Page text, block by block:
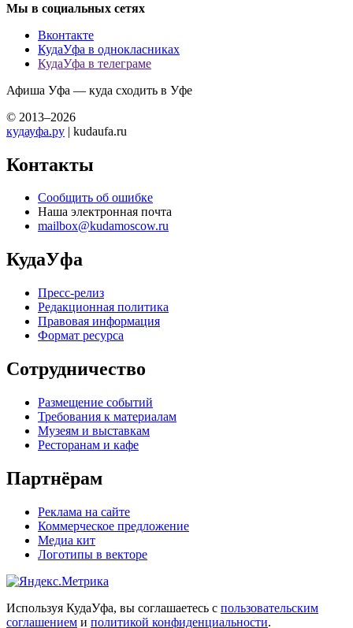
Мы в социальных сетях
Вконтакте
КудаУфа в однокласниках
КудаУфа в телеграме
Афиша Уфа — куда сходить в Уфе
© 2013–2026
кудауфа.ру | kudaufa.ru
Контакты
Сообщить об ошибке
Наша электронная почта
mailbox@kudamoscow.ru
КудаУфа
Пресс-релиз
Редакционная политика
Правовая информация
Формат ресурса
Сотрудничество
Размещение событий
Требования к материалам
Музеям и выставкам
Ресторанам и кафе
Партнёрам
Реклама на сайте
Коммерческое предложение
Медиа кит
Логотипы в векторе
Используя КудаУфа, вы соглашаетесь с пользовательским
соглашением и политикой конфиденциальности.